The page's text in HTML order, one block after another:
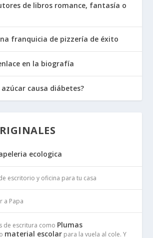
de libros romance, fantasía o
franquicia de pizzería de éxito
en la biografía
causa diábetes?
ecologica
escritorio y oficina para tu casa
a Papa
de escritura como Plumas
o material escolar para la vuela al cole. Y